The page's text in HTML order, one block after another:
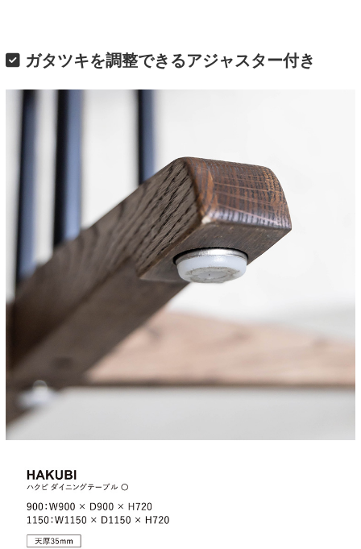
ガタツキを調整できるアジャスター付き